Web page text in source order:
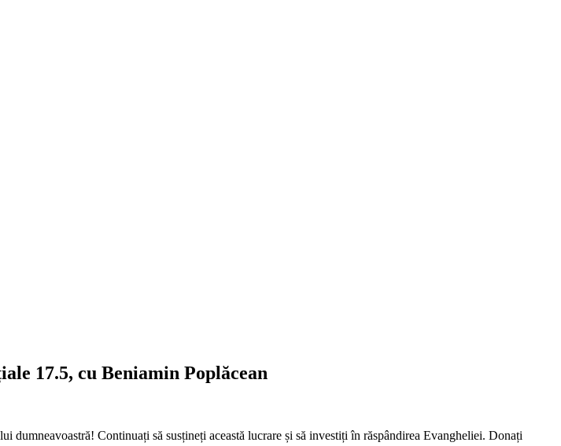
17.5, cu Beniamin Poplăcean
Continuați să susțineți această lucrare și să investiți în răspândirea Evangheliei. Donați